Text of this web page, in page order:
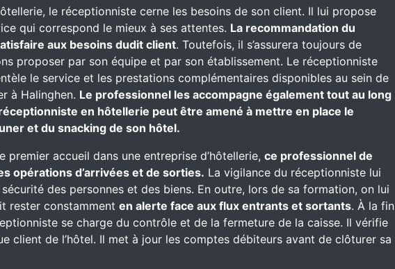
le réceptionniste cerne les besoins de son client. Il lui propose
qui correspond le mieux à ses attentes. La recommandation du
aux besoins dudit client. Toutefois, il s’assurera toujours de
proposer par son équipe et par son établissement. Le réceptionniste
le service et les prestations complémentaires disponibles au sein de
à Halinghen. Le professionnel les accompagne également tout au long
en hôtellerie peut être amené à mettre en place le
et du snacking de son hôtel.
premier accueil dans une entreprise d’hôtellerie, ce professionnel de
opérations d’arrivées et de sorties. La vigilance du réceptionniste lui
des personnes et des biens. En outre, lors de sa formation, on lui
rester constamment en alerte face aux flux entrants et sortants. À la fin
se charge du contrôle et de la fermeture de la caisse. Il vérifie
client de l’hôtel. Il met à jour les comptes débiteurs avant de clôturer sa